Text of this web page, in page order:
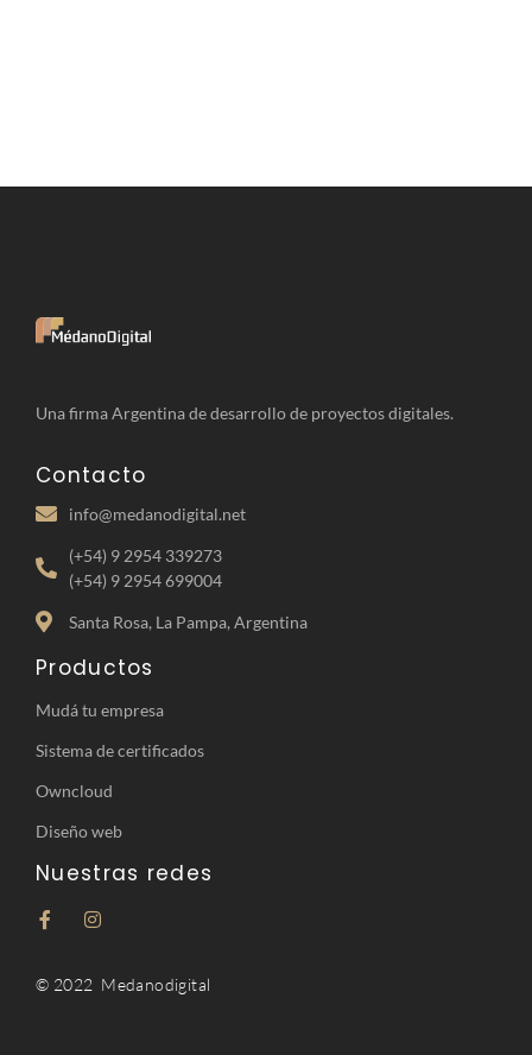
Una firma Argentina de desarrollo de proyectos digitales.
Contacto
info@medanodigital.net
(+54) 9 2954 339273
(+54) 9 2954 699004
Santa Rosa, La Pampa, Argentina
Productos
Mudá tu empresa
Sistema de certificados
Owncloud
Diseño web
Nuestras redes
© 2022 Medanodigital